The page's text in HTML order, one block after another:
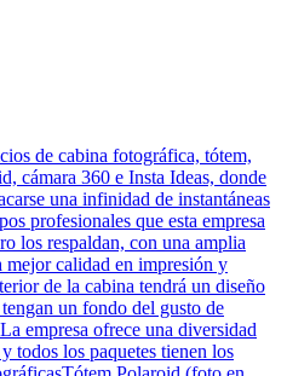
de cabina fotográfica, tótem,
cámara 360 e Insta Ideas, donde
una infinidad de instantáneas
profesionales que esta empresa
los respaldan, con una amplia
mejor calidad en impresión y
de la cabina tendrá un diseño
un fondo del gusto de
empresa ofrece una diversidad
todos los paquetes tienen los